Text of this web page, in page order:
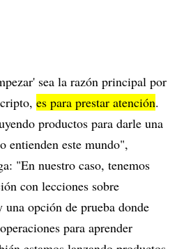
sea la razón principal por
es para prestar atención.
productos para darle una
entienden este mundo",
"En nuestro caso, tenemos
con lecciones sobre
opción de prueba donde
para aprender